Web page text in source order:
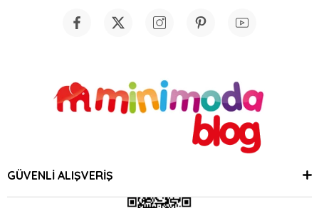
GÜVENLİ ALIŞVERİŞ